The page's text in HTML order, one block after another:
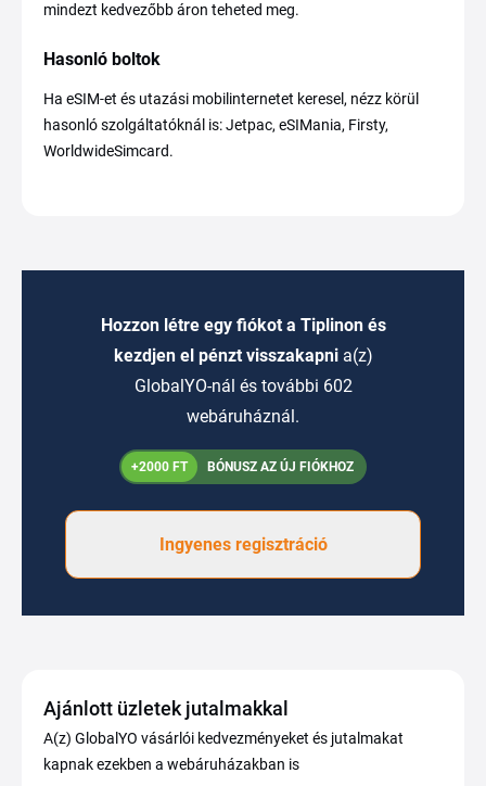
mindezt kedvezőbb áron teheted meg.
Hasonló boltok
Ha eSIM-et és utazási mobilinternetet keresel, nézz körül
hasonló szolgáltatóknál is: Jetpac, eSIMania, Firsty,
WorldwideSimcard.
Hozzon létre egy fiókot a Tiplinon és
kezdjen el pénzt visszakapni a(z)
GlobalYO-nál és további 602
webáruháznál.
+2000 FT BÓNUSZ AZ ÚJ FIÓKHOZ
Ingyenes regisztráció
Ajánlott üzletek jutalmakkal
A(z) GlobalYO vásárlói kedvezményeket és jutalmakat
kapnak ezekben a webáruházakban is